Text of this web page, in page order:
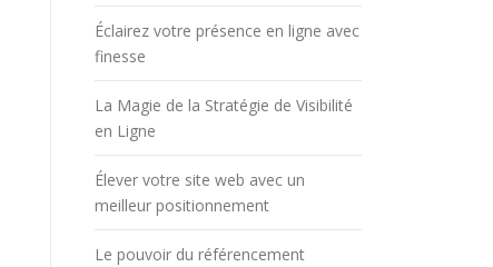
Éclairez votre présence en ligne avec
finesse
La Magie de la Stratégie de Visibilité
en Ligne
Élever votre site web avec un
meilleur positionnement
Le pouvoir du référencement